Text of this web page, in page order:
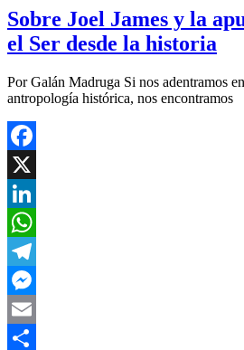
Sobre Joel James y la
el Ser desde la historia
Por Galán Madruga Si nos adentramos
antropología histórica, nos encontramos
Facebook
X
LinkedIn
WhatsApp
Telegram
Messenger
Email